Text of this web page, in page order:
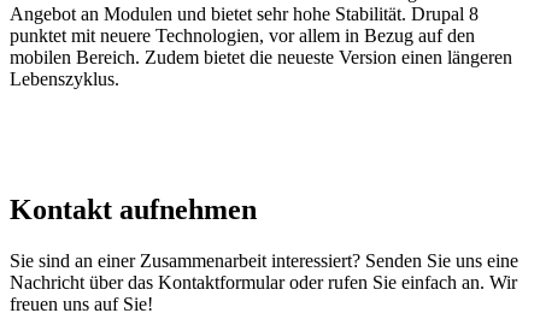
Angebot an Modulen und bietet sehr hohe Stabilität. Drupal 8
punktet mit neuere Technologien, vor allem in Bezug auf den
mobilen Bereich. Zudem bietet die neueste Version einen längeren
Lebenszyklus.
Kontakt aufnehmen
Sie sind an einer Zusammenarbeit interessiert? Senden Sie uns eine
Nachricht über das Kontaktformular oder rufen Sie einfach an. Wir
freuen uns auf Sie!